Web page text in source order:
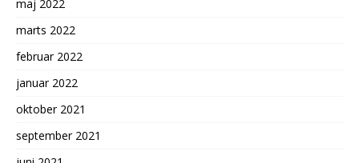
maj 2022
marts 2022
februar 2022
januar 2022
oktober 2021
september 2021